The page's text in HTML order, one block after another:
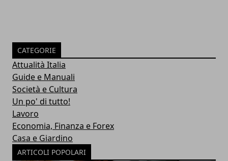
CATEGORIE
Attualità Italia
Guide e Manuali
Società e Cultura
Un po' di tutto!
Lavoro
Economia, Finanza e Forex
Casa e Giardino
ARTICOLI POPOLARI